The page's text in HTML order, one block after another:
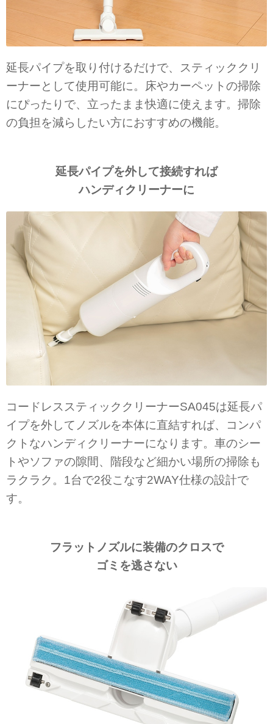
延長パイプを取り付けるだけで、スティッククリ
ーナーとして使用可能に。床やカーペットの掃除
にぴったりで、立ったまま快適に使えます。掃除
の負担を減らしたい方におすすめの機能。
延長パイプを外して接続すれば
ハンディクリーナーに
コードレススティッククリーナーSA045は延長パ
イプを外してノズルを本体に直結すれば、コンパ
クトなハンディクリーナーになります。車のシー
トやソファの隙間、階段など細かい場所の掃除も
ラクラク。1台で2役こなす2WAY仕様の設計で
す。
フラットノズルに装備のクロスで
ゴミを逃さない